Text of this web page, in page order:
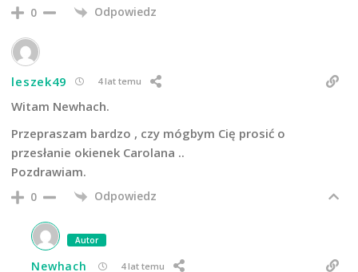
0 Odpowiedz
leszek49 4 lat temu
Witam Newhach.
Przepraszam bardzo , czy mógbym Cię prosić o
przesłanie okienek Carolana ..
Pozdrawiam.
0 Odpowiedz
Autor
Newhach 4 lat temu